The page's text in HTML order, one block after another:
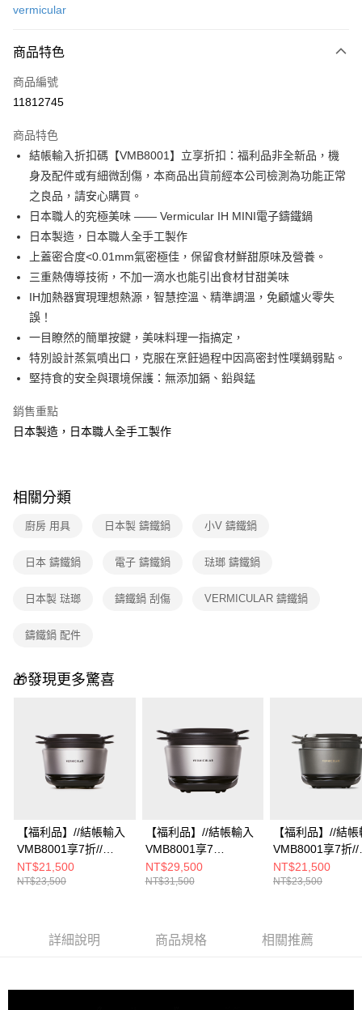
3 期 0 利率 每期
合作金庫商業銀行
上海商業儲蓄銀行
臺灣中小企業銀行
匯豐（台灣）商業銀行
華泰商業銀行
聯邦商業銀行
遠東國際商業銀行
元大商業銀行
玉山商業銀行
星展（台灣）商業銀行
台灣樂天信用卡公司
合作金庫商業銀行
上海商業儲蓄銀行
國泰世華商業銀行
兆豐國際商業銀行
匯豐（台灣）商業銀行
華泰商業銀行
聯邦商業銀行
元大商業銀行
永豐商業銀行
玉山商業銀行
台新國際商業銀行
中國信託商業銀行
即享券
LINE Pay
Apple Pay
街口支付
Google Pay
ATM付款
運送方式
宅配
每筆NT$100，滿NT$999(含以上)免運費
vermicular
商品特色
商品編號
11812745
商品特色
結帳輸入折扣碼【VMB8001】立享折扣：福利品非全新品，機
身及配件或有細微刮傷，本商品出貨前經本公司檢測為功能正常
之良品，請安心購買。
日本職人的究極美味 —— Vermicular IH MINI電子鑄鐵鍋
日本製造，日本職人全手工製作
上蓋密合度<0.01mm氣密極佳，保留食材鮮甜原味及營養。
三重熱傳導技術，不加一滴水也能引出食材甘甜美味
IH加熱器實現理想熱源，智慧控溫、精準調溫，免顧爐火零失
誤！
一目瞭然的簡單按鍵，美味料理一指搞定，
特別設計蒸氣噴出口，克服在烹飪過程中因高密封性噗鍋弱點。
堅持食的安全與環境保護：無添加鎘、鉛與錳
銷售重點
日本製造，日本職人全手工製作
相關分類
廚房 用具 日本製 鑄鐵鍋 小V 鑄鐵鍋
日本 鑄鐵鍋 電子 鑄鐵鍋 琺瑯 鑄鐵鍋
日本製 琺瑯 鑄鐵鍋 刮傷 VERMICULAR 鑄鐵鍋
鑄鐵鍋 配件
🎁發現更多驚喜
【福利品】//結帳輸入
VMB8001享7折//
Vermicular MINI IH 琺
瑯電子鑄鐵鍋 (飛魚銀)
NT$21,500
NT$23,500
【福利品】//結帳輸入
VMB8001享7
折//Vermicular IH琺瑯
電子鑄鐵鍋 (飛魚銀)
NT$29,500
NT$31,500
【福利品】//結
VMB8001享7折//
Vermicular MINI
瑯電子鑄鐵鍋 (
NT$21,500
NT$23,500
詳細說明 商品規格 相關推薦